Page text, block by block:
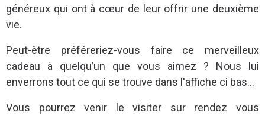
généreux qui ont à cœur de leur offrir une deuxième
vie.
Peut-être préféreriez-vous faire ce merveilleux
cadeau à quelqu’un que vous aimez ? Nous lui
enverrons tout ce qui se trouve dans l'affiche ci bas...
Vous pourrez venir le visiter sur rendez vous